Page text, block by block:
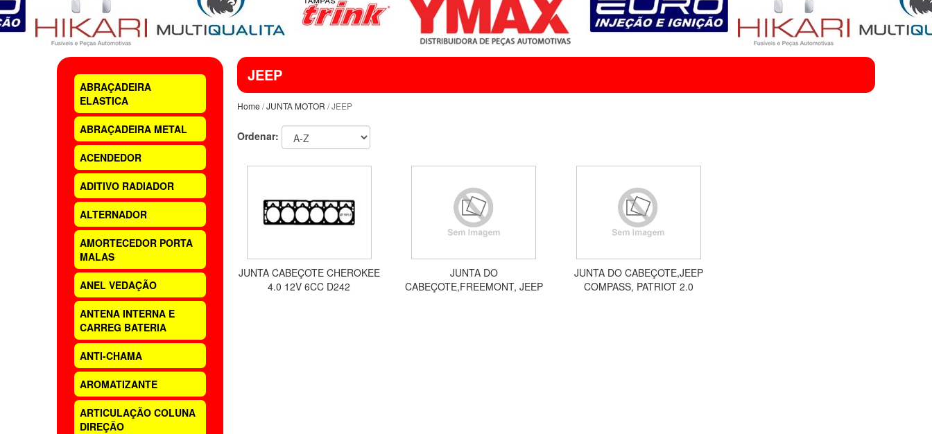
ABRAÇADEIRA
ELASTICA
ABRAÇADEIRA METAL
ACENDEDOR
ADITIVO RADIADOR
ALTERNADOR
AMORTECEDOR PORTA
MALAS
ANEL VEDAÇÃO
ANTENA INTERNA E
CARREG BATERIA
ANTI-CHAMA
AROMATIZANTE
ARTICULAÇÃO COLUNA
DIREÇÃO
JEEP
Home /JUNTA MOTOR / JEEP
Ordenar:
JUNTA CABEÇOTE CHEROKEE
4.0 12V 6CC D242
JUNTA DO
CABEÇOTE,FREEMONT, JEEP
JUNTA DO CABEÇOTE,JEEP
COMPASS, PATRIOT 2.0